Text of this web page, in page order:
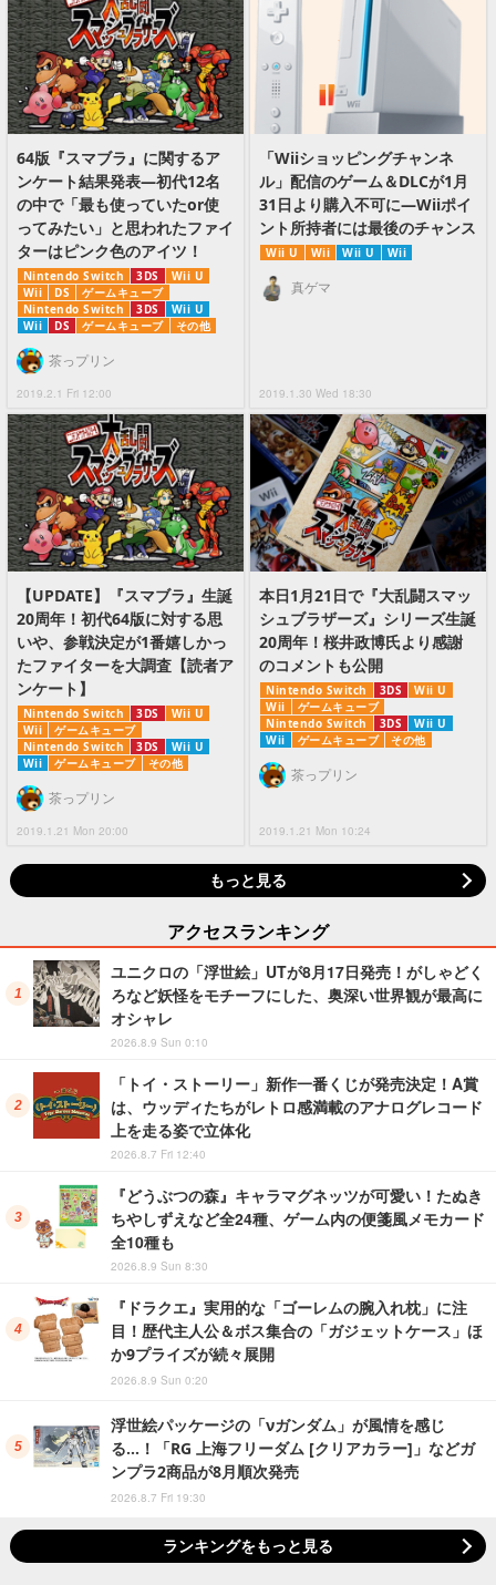
64版『スマブラ』に関するア
ンケート結果発表―初代12名
の中で「最も使っていたor使
ってみたい」と思われたファイ
ターはピンク色のアイツ！
Nintendo Switch 3DS
Wii U
Wii
DS
ゲームキューブ
Nintendo Switch
3DS
Wii U
Wii
DS ゲームキューブ その他
2019.2.1 Fri 12:00
茶っプリン
「Wiiショッピングチャンネ
ル」配信のゲーム＆DLCが1月
31日より購入不可に―Wiiポイ
ント所持者には最後のチャンス
Wii U Wii Wii U Wii
2019.1.30 Wed 18:30
真ゲマ
【UPDATE】『スマブラ』生誕
20周年！初代64版に対する思
いや、参戦決定が1番嬉しかっ
たファイターを大調査【読者ア
ンケート】
Nintendo Switch 3DS
Wii U
Wii
ゲームキューブ
Nintendo Switch
3DS
Wii U
Wii
ゲームキューブ その他
2019.1.21 Mon 20:00
茶っプリン
本日1月21日で『大乱闘スマッ
シュブラザーズ』シリーズ生誕
20周年！桜井政博氏より感謝
のコメントも公開
Nintendo Switch 3DS
Wii U
Wii
ゲームキューブ
Nintendo Switch
3DS
Wii U
Wii
ゲームキューブ その他
2019.1.21 Mon 10:24
茶っプリン
もっと見る
アクセスランキング
ユニクロの「浮世絵」UTが8月17日発売！がしゃどく
ろなど妖怪をモチーフにした、奥深い世界観が最高に
オシャレ
2026.8.9 Sun 0:10
「トイ・ストーリー」新作一番くじが発売決定！A賞
は、ウッディたちがレトロ感満載のアナログレコード
上を走る姿で立体化
2026.8.7 Fri 12:40
『どうぶつの森』キャラマグネッツが可愛い！たぬき
ちやしずえなど全24種、ゲーム内の便箋風メモカード
全10種も
2026.8.9 Sun 8:30
『ドラクエ』実用的な「ゴーレムの腕入れ枕」に注
目！歴代主人公＆ボス集合の「ガジェットケース」ほ
か9プライズが続々展開
2026.8.9 Sun 0:20
浮世絵パッケージの「νガンダム」が風情を感じ
る…！「RG 上海フリーダム [クリアカラー]」などガ
ンプラ2商品が8月順次発売
2026.8.7 Fri 19:30
ランキングをもっと見る